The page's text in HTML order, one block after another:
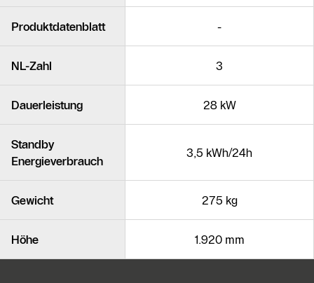
Produktdatenblatt -
NL-Zahl 3
Dauerleistung 28 kW
Standby
Energieverbrauch
3,5 kWh/24h
Gewicht 275 kg
Höhe 1.920 mm